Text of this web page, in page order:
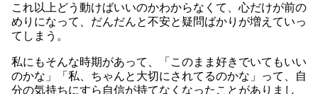
これ以上どう動けばいいのかわからなくて、心だけが前の
めりになって、だんだんと不安と疑問ばかりが増えていっ
てしまう。
私にもそんな時期があって、「このまま好きでいてもいい
のかな」「私、ちゃんと大切にされてるのかな」って、自
分の気持ちにすら自信が持てなくなったことがありまし